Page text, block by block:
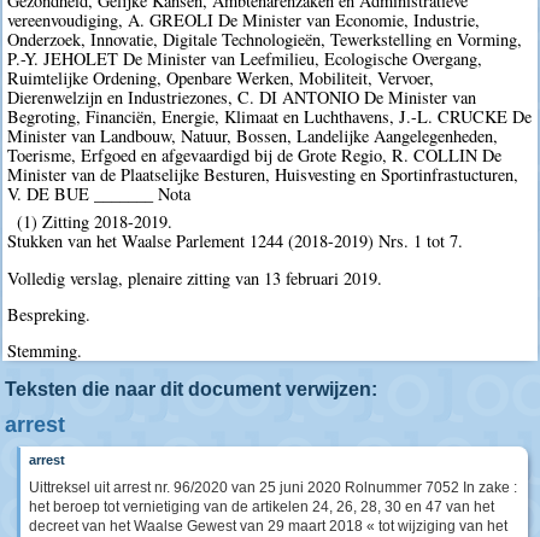
vereenvoudiging, A. GREOLI De Minister van Economie, Industrie,
Onderzoek, Innovatie, Digitale Technologieën, Tewerkstelling en Vorming,
P.-Y. JEHOLET De Minister van Leefmilieu, Ecologische Overgang,
Ruimtelijke Ordening, Openbare Werken, Mobiliteit, Vervoer,
Dierenwelzijn en Industriezones, C. DI ANTONIO De Minister van
Begroting, Financiën, Energie, Klimaat en Luchthavens, J.-L. CRUCKE De
Minister van Landbouw, Natuur, Bossen, Landelijke Aangelegenheden,
Toerisme, Erfgoed en afgevaardigd bij de Grote Regio, R. COLLIN De
Minister van de Plaatselijke Besturen, Huisvesting en Sportinfrastucturen,
V. DE BUE _______ Nota
(1) Zitting 2018-2019.
Stukken van het Waalse Parlement 1244 (2018-2019) Nrs. 1 tot 7.
Volledig verslag, plenaire zitting van 13 februari 2019.
Bespreking.
Stemming.
Teksten die naar dit document verwijzen:
arrest
arrest
Uittreksel uit arrest nr. 96/2020 van 25 juni 2020 Rolnummer 7052 In zake :
het beroep tot vernietiging van de artikelen 24, 26, 28, 30 en 47 van het
decreet van het Waalse Gewest van 29 maart 2018 « tot wijziging van het